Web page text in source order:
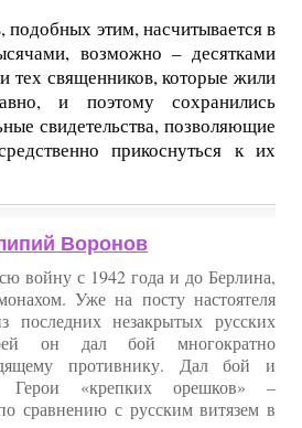
подобных этим, насчитывается в
возможно – десятками
тех священников, которые жили
и поэтому сохранились
свидетельства, позволяющие
прикоснуться к их
Воронов
войну с 1942 года и до Берлина,
Уже на посту настоятеля
последних незакрытых русских
он дал бой многократно
противнику. Дал бой и
Герои «крепких орешков» –
сравнению с русским витязем в